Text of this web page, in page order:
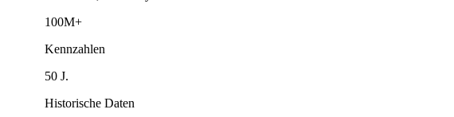
100M+
Kennzahlen
50 J.
Historische Daten